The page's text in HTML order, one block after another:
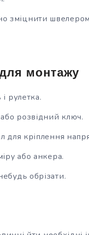
зміцнити
для монтажу
рулетка.
розвідний ключ.
кріплення
або анкера.
обрізати.